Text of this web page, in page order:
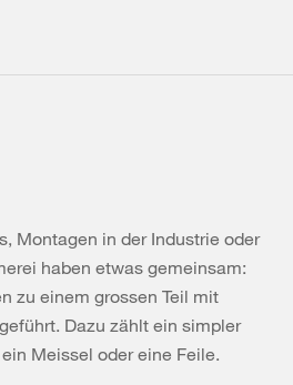
Montagen in der Industrie oder
haben etwas gemeinsam:
zu einem grossen Teil mit
Dazu zählt ein simpler
Meissel oder eine Feile.